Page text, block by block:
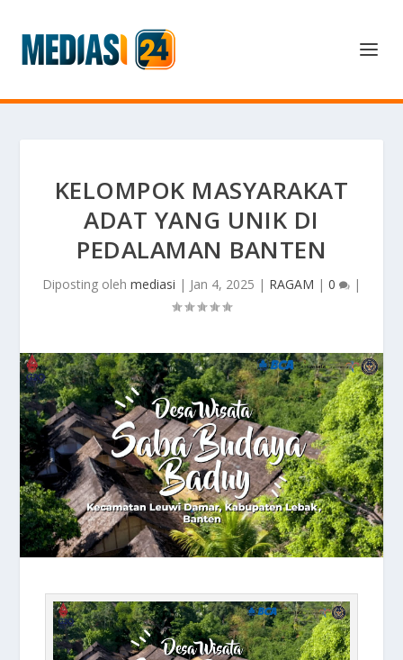
KELOMPOK MASYARAKAT
ADAT YANG UNIK DI
PEDALAMAN BANTEN
Diposting oleh mediasi | Jan 4, 2025 | RAGAM | 0 |